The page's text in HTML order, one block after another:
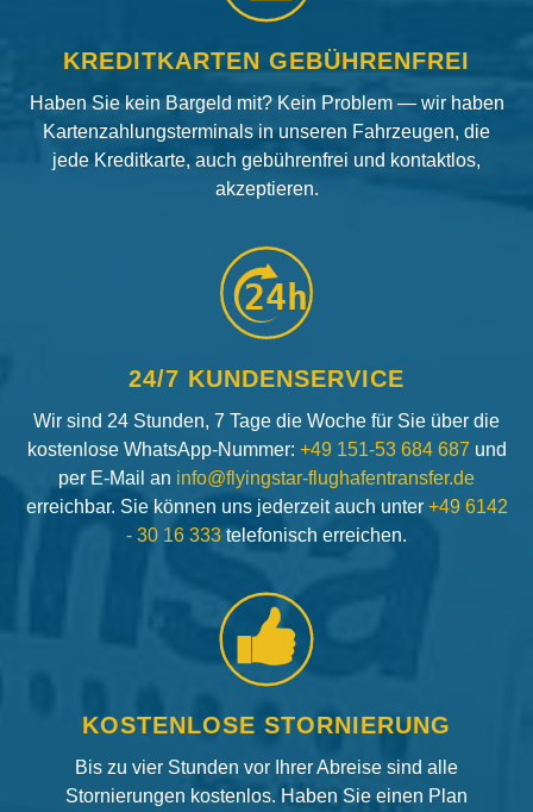
KREDITKARTEN GEBÜHRENFREI
Haben Sie kein Bargeld mit? Kein Problem — wir haben
Kartenzahlungsterminals in unseren Fahrzeugen, die
jede Kreditkarte, auch gebührenfrei und kontaktlos,
akzeptieren.
24h
24/7 KUNDENSERVICE
Wir sind 24 Stunden, 7 Tage die Woche für Sie über die
kostenlose WhatsApp-Nummer: +49 151-53 684 687 und
per E-Mail an info@flyingstar-flughafentransfer.de
erreichbar. Sie können uns jederzeit auch unter +49 6142
- 30 16 333 telefonisch erreichen.
KOSTENLOSE STORNIERUNG
Bis zu vier Stunden vor Ihrer Abreise sind alle
Stornierungen kostenlos. Haben Sie einen Plan